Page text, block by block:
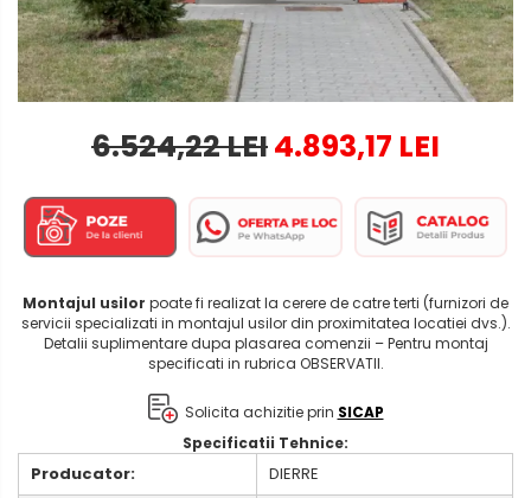
6.524,22 LEI4.893,17 LEI
Montajul usilor poate fi realizat la cerere de catre terti (furnizori de
servicii specializati in montajul usilor din proximitatea locatiei dvs.).
Detalii suplimentare dupa plasarea comenzii – Pentru montaj
specificati in rubrica OBSERVATII.
Solicita achizitie prin SICAP
Specificatii Tehnice:
Producator:
DIERRE